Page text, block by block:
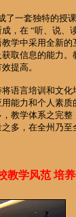
了一套独特的授
，在 “听、说、
学中采用全新的
取信息的能力。
提高。
言培训和文化
能力和个人素质
教学体系之完
多，在全州乃
教学风范 培